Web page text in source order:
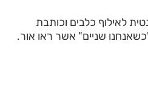
בת 22, סטודנטית לאילוף כלבים וכותבת
שניים" אשר ראו אור.